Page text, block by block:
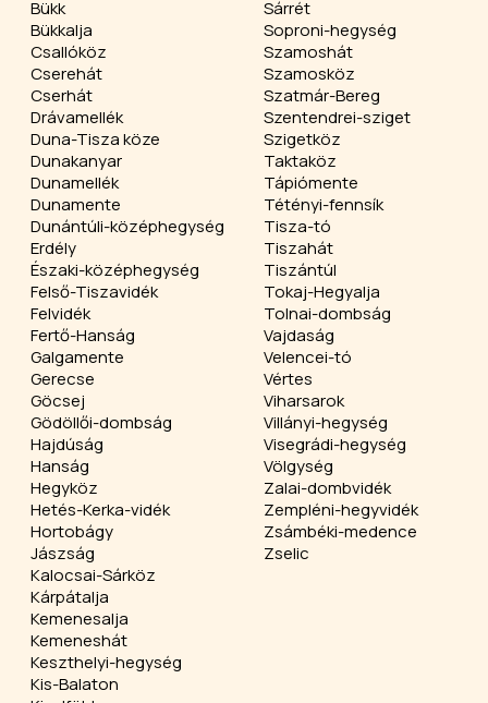
Bükk
Bükkalja
Csallóköz
Cserehát
Cserhát
Drávamellék
Duna-Tisza köze
Dunakanyar
Dunamellék
Dunamente
Dunántúli-középhegység
Erdély
Északi-középhegység
Felső-Tiszavidék
Felvidék
Fertő-Hanság
Galgamente
Gerecse
Göcsej
Gödöllői-dombság
Hajdúság
Hanság
Hegyköz
Hetés-Kerka-vidék
Hortobágy
Jászság
Kalocsai-Sárköz
Kárpátalja
Kemenesalja
Kemeneshát
Keszthelyi-hegység
Kis-Balaton
Sárrét
Soproni-hegység
Szamoshát
Szamosköz
Szatmár-Bereg
Szentendrei-sziget
Szigetköz
Taktaköz
Tápiómente
Tétényi-fennsík
Tisza-tó
Tiszahát
Tiszántúl
Tokaj-Hegyalja
Tolnai-dombság
Vajdaság
Velencei-tó
Vértes
Viharsarok
Villányi-hegység
Visegrádi-hegység
Völgység
Zalai-dombvidék
Zempléni-hegyvidék
Zsámbéki-medence
Zselic